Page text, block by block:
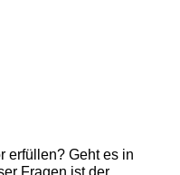
erfüllen? Geht es in
Fragen ist der